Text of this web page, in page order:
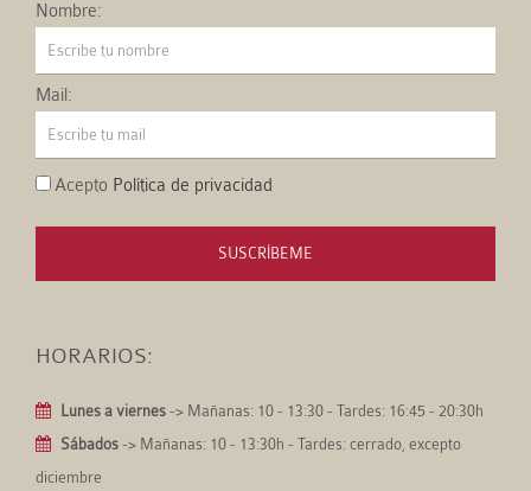
Nombre:
Mail:
Acepto Política de privacidad
SUSCRÍBEME
HORARIOS:
Lunes a viernes -> Mañanas: 10 - 13:30 - Tardes: 16:45 - 20:30h
Sábados -> Mañanas: 10 - 13:30h - Tardes: cerrado, excepto
diciembre